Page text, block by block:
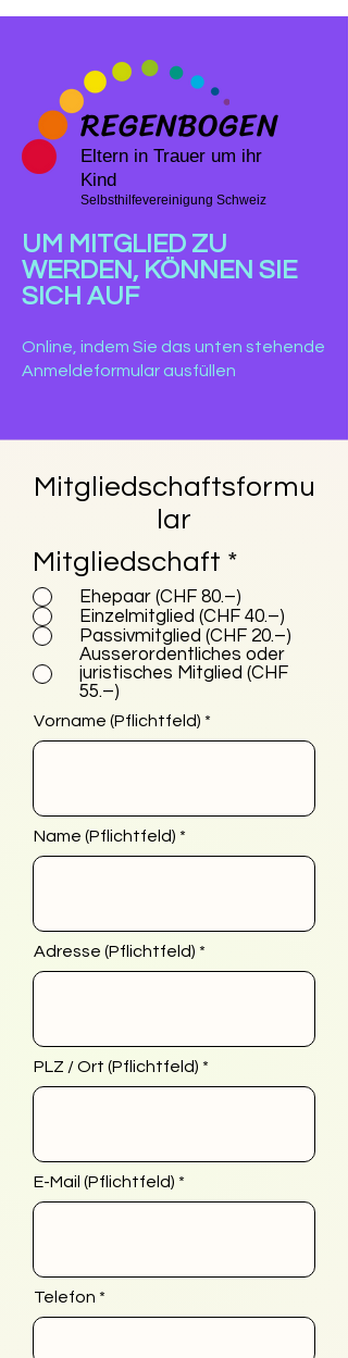
REGENBOGEN
Eltern in Trauer um ihr
Kind
Selbsthilfevereinigung Schweiz
UM MITGLIED ZU
WERDEN, KÖNNEN SIE
SICH AUF
Online, indem Sie das unten stehende
Anmeldeformular ausfüllen
Mitgliedschaftsformu
lar
Mitgliedschaft *
f
l
i
c
l
Ehepaar (CHF 80.–)
Einzelmitglied (CHF 40.–)
Passivmitglied (CHF 20.–)
Ausserordentliches oder
juristisches Mitglied (CHF
55.–)
Vorname (Pflichtfeld)
Name (Pflichtfeld)
Adresse (Pflichtfeld)
PLZ / Ort (Pflichtfeld)
E-Mail (Pflichtfeld)
Telefon